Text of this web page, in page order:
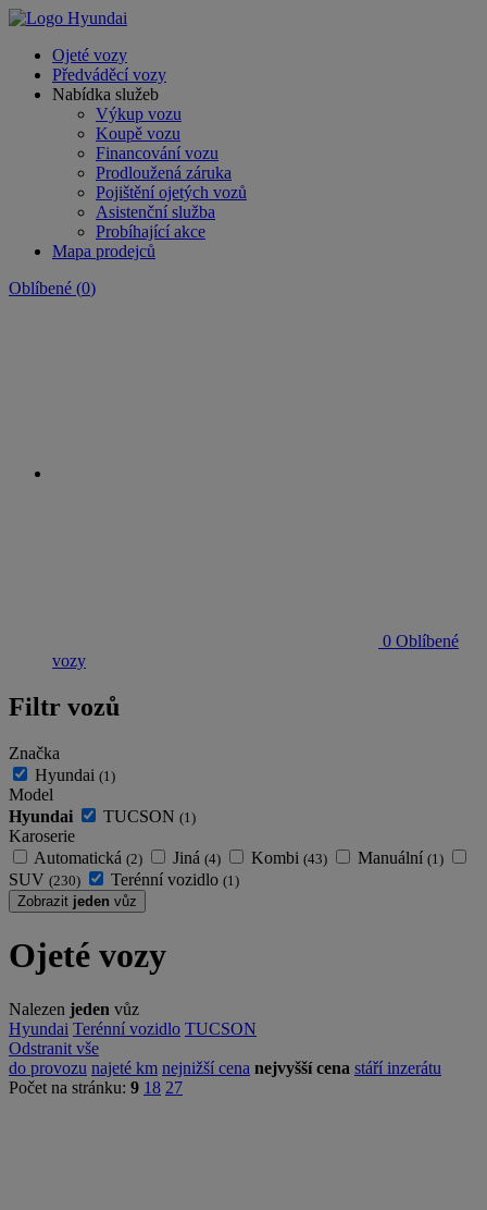
Ojeté vozy
Předváděcí vozy
Nabídka služeb
Výkup vozu
Koupě vozu
Financování vozu
Prodloužená záruka
Pojištění ojetých vozů
Asistenční služba
Probíhající akce
Mapa prodejců
Oblíbené (0)
0 Oblíbené
vozy
Filtr vozů
Značka
Hyundai (1)
Model
Hyundai
TUCSON (1)
Karoserie
Automatická (2) Jiná (4) Kombi (43) Manuální (1)
SUV (230) Terénní vozidlo (1)
Zobrazit jeden vůz
Ojeté vozy
Nalezen jeden vůz
Hyundai Terénní vozidlo TUCSON
Odstranit vše
do provozu najeté km nejnižší cena nejvyšší cena stáří inzerátu
Počet na stránku: 9 18 27